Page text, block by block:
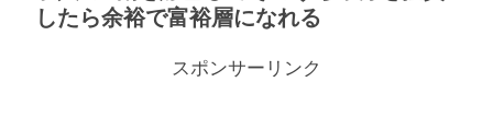
したら余裕で富裕層になれる
スポンサーリンク